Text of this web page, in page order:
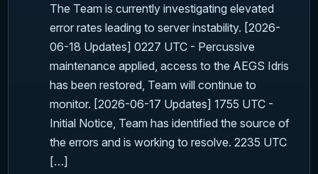
The Team is currently investigating elevated
error rates leading to server instability. [2026-
06-18 Updates] 0227 UTC - Percussive
maintenance applied, access to the AEGS Idris
has been restored, Team will continue to
monitor. [2026-06-17 Updates] 1755 UTC -
Initial Notice, Team has identified the source of
the errors and is working to resolve. 2235 UTC
[…]